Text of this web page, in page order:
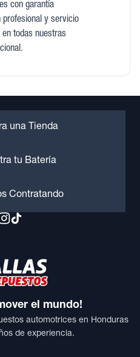
con garantía
profesional y servicio
todas nuestras
una Tienda
tu Batería
Contratando
el mundo!
automotrices en Honduras
de experiencia.